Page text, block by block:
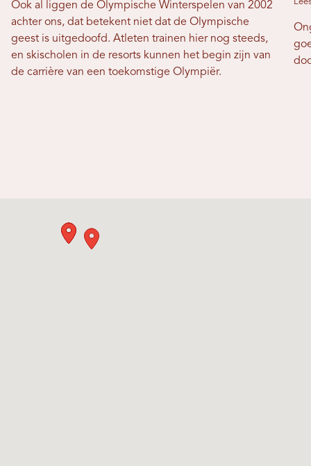
Ook al liggen de Olympische Winterspelen van 2002
achter ons, dat betekent niet dat de Olympische
geest is uitgedoofd. Atleten trainen hier nog steeds,
en skischolen in de resorts kunnen het begin zijn van
de carrière van een toekomstige Olympiër.